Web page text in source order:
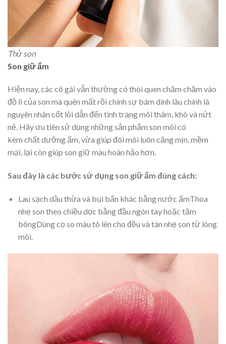
Thử son
Son giữ ẩm
Hiện nay, các cô gái vẫn thường có thói quen chăm chăm vào
độ lì của son mà quên mất rồi chính sự bám dính lâu chính là
nguyên nhân cốt lõi dẫn đến tình trạng môi thâm, khô và nứt
nẻ. Hãy ưu tiên sử dụng những sản phẩm son môi có
kèm chất dưỡng ẩm, vừa giúp đôi môi luôn căng mịn, mềm
mại, lại còn giúp son giữ màu hoàn hảo hơn.
Sau đây là các bước sử dụng son giữ ẩm đúng cách:
Lau sạch dầu thừa và bụi bẩn khác bằng nước ấmThoa
nhẹ son theo chiều dọc bằng đầu ngón tay hoặc tăm
bôngDùng cọ so màu tô lên cho đều và tán nhẹ son từ lòng
môi.